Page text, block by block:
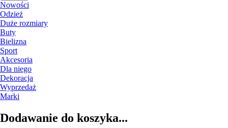
Nowości
Odzież
Duże rozmiary
Buty
Bielizna
Sport
Akcesoria
Dla niego
Dekoracja
Wyprzedaż
Marki
Dodawanie do koszyka...